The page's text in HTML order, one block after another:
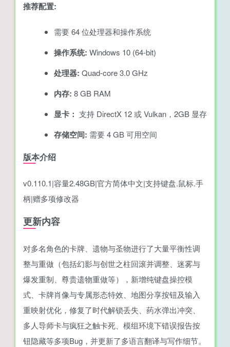
推荐配置:
需要 64 位处理器和操作系统
操作系统: Windows 10 (64-bit)
处理器: Quad-core 3.0 GHz
内存: 8 GB RAM
显卡： 支持 DirectX 12 或 Vulkan，2GB 显存
存储空间: 需要 4 GB 可用空间
版本介绍
v0.110.1|容量2.48GB|官方简体中文|支持键盘.鼠标.手
柄|赠多项修改器
更新内容
对多名角色的卡牌、遗物与圣物进行了大量平衡性调
整与重做（包括幻影与创世之柱回滚并调整、迷雾与
爆发重制、尊贵遗物重做等），新增纯键盘操控模
式、卡牌肖像与专属形态特效、地图分享按钮及输入
重映射优化，修复了时代解锁丢失、药水弹出冲突、
多人导师卡与疯狂之触卡死、模组环境下错误报告按
钮隐藏等多项Bug，并更新了多语言翻译与写作细节。